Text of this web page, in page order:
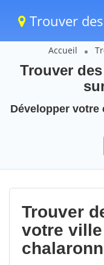
Trouver
Accueil
Trouver
Développer
Trouver
votre